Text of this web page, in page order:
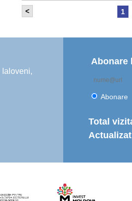
Comitetul de
implementării și opțiunile de
Agenția de Dezvoltare
instruiri practice dedicate
< 1
Ialoveni,
Abonare
Abonare
Total